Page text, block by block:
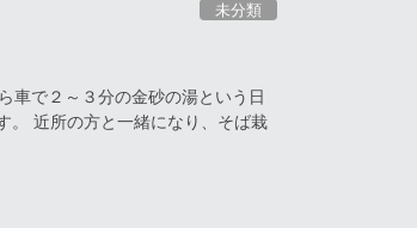
未分類
車で２～３分の金砂の湯という日
。 近所の方と一緒になり、そば栽